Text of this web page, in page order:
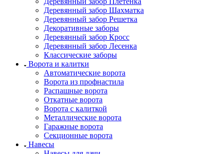
Деревянный забор Шахматка
Деревянный забор Решетка
Декоративные заборы
Деревянный забор Кросс
Деревянный забор Лесенка
Классические заборы
Ворота и калитки
Автоматические ворота
Ворота из профнастила
Распашные ворота
Откатные ворота
Ворота с калиткой
Металлические ворота
Гаражные ворота
Секционные ворота
Навесы